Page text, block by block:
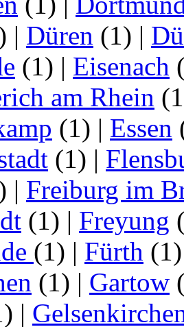
| Düren (1) |
(1) | Eisenach
am Rhein
(1) | Essen
(1) |
| Freiburg im
(1) | Freyung
(1) | Fürth
(1) | Gartow
|